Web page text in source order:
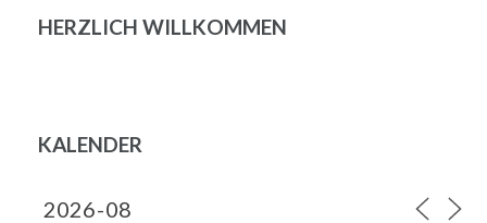
HERZLICH WILLKOMMEN
KALENDER